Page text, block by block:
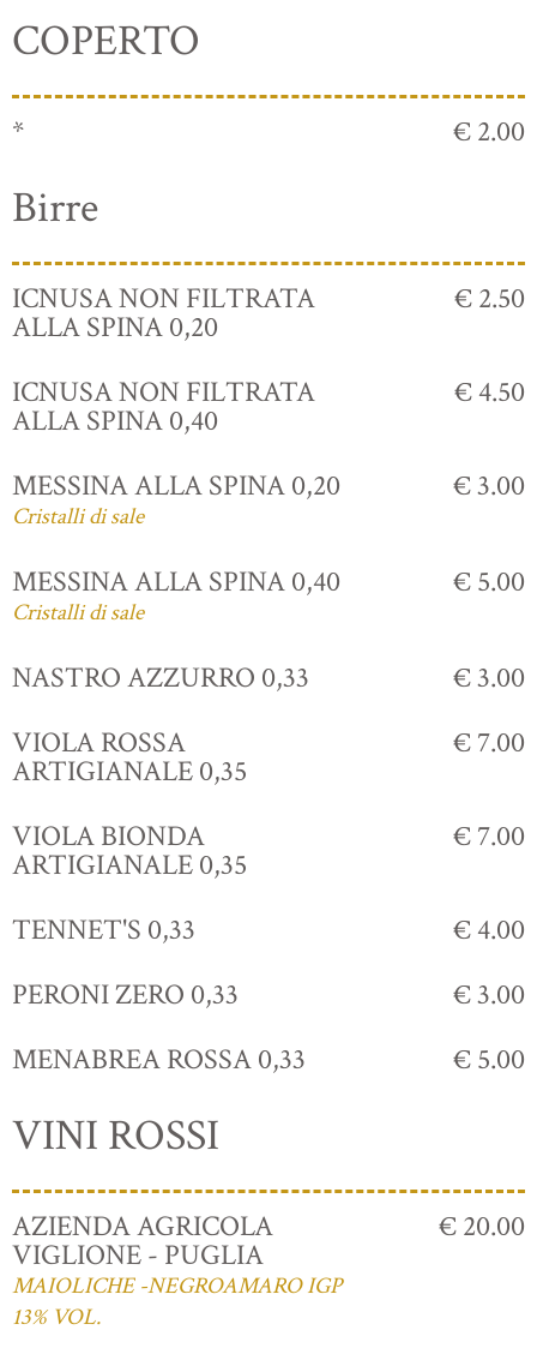
COPERTO
* € 2.00
Birre
ICNUSA NON FILTRATA
ALLA SPINA 0,20
€ 2.50
ICNUSA NON FILTRATA
ALLA SPINA 0,40
€ 4.50
MESSINA ALLA SPINA 0,20
Cristalli di sale
€ 3.00
MESSINA ALLA SPINA 0,40
Cristalli di sale
€ 5.00
NASTRO AZZURRO 0,33
€ 3.00
VIOLA ROSSA
ARTIGIANALE 0,35
€ 7.00
VIOLA BIONDA
ARTIGIANALE 0,35
€ 7.00
TENNET'S 0,33
€ 4.00
PERONI ZERO 0,33
€ 3.00
MENABREA ROSSA 0,33
€ 5.00
VINI ROSSI
AZIENDA AGRICOLA
VIGLIONE - PUGLIA
MAIOLICHE -NEGROAMARO IGP
13% VOL.
€ 20.00